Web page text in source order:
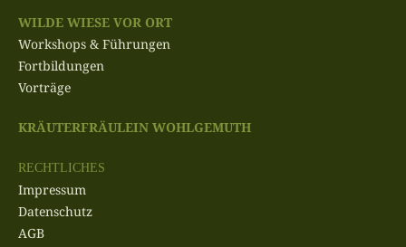
WILDE WIESE VOR ORT
Workshops & Führungen
Fortbildungen
Vorträge
KRÄUTERFRÄULEIN WOHLGEMUTH
RECHTLICHES
Impressum
Datenschutz
AGB